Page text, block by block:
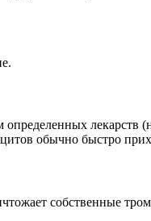
лекарств
обычно быстро
собственные